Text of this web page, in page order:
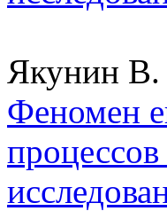
Якунин
Феномен